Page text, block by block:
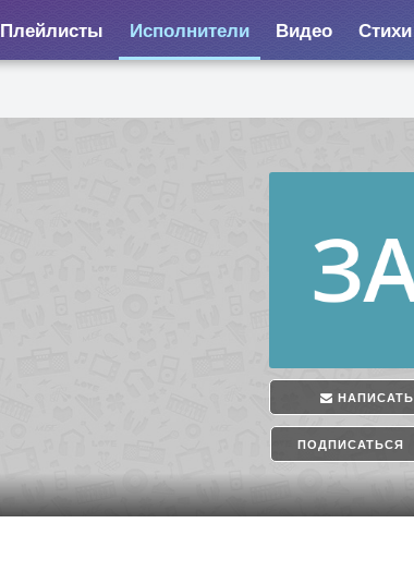
Плейлисты Исполнители Видео Стихи
НАПИСАТЬ
ПОДПИСАТЬСЯ